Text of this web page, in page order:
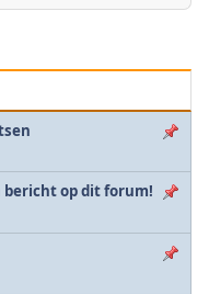
bericht op dit forum!